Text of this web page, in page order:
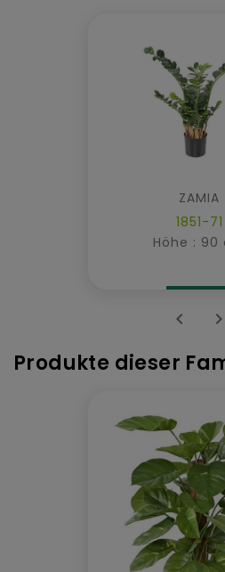
ZAMIA
1851-71
Höhe : 90
 
Produkte dieser